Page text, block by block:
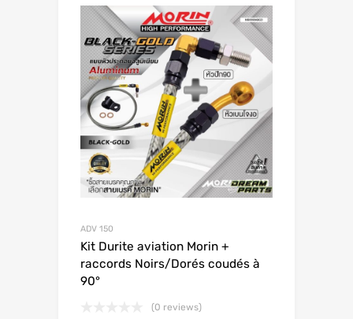
ADV 150
Kit Durite aviation Morin +
raccords Noirs/Dorés coudés à
90°
(0 reviews)